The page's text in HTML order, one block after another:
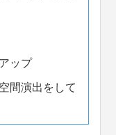
ップ
間演出をして